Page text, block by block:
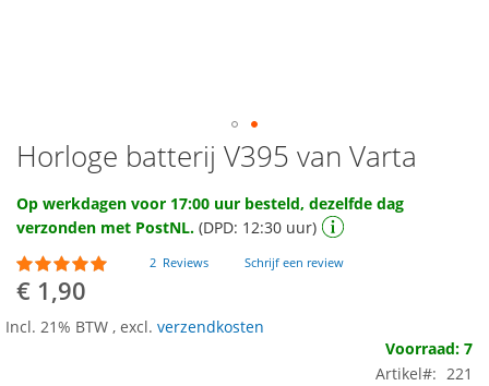
Ga
naar
het
begin
van
de
afbeeldingen-
gallerij
Horloge batterij V395 van Varta
Op werkdagen voor 17:00 uur besteld, dezelfde dag
verzonden met PostNL. (DPD: 12:30 uur)
Waardering:
100
% of100
2 Reviews Schrijf een review
€ 1,90
Incl. 21% BTW , excl. verzendkosten
Voorraad: 7
Artikel
221